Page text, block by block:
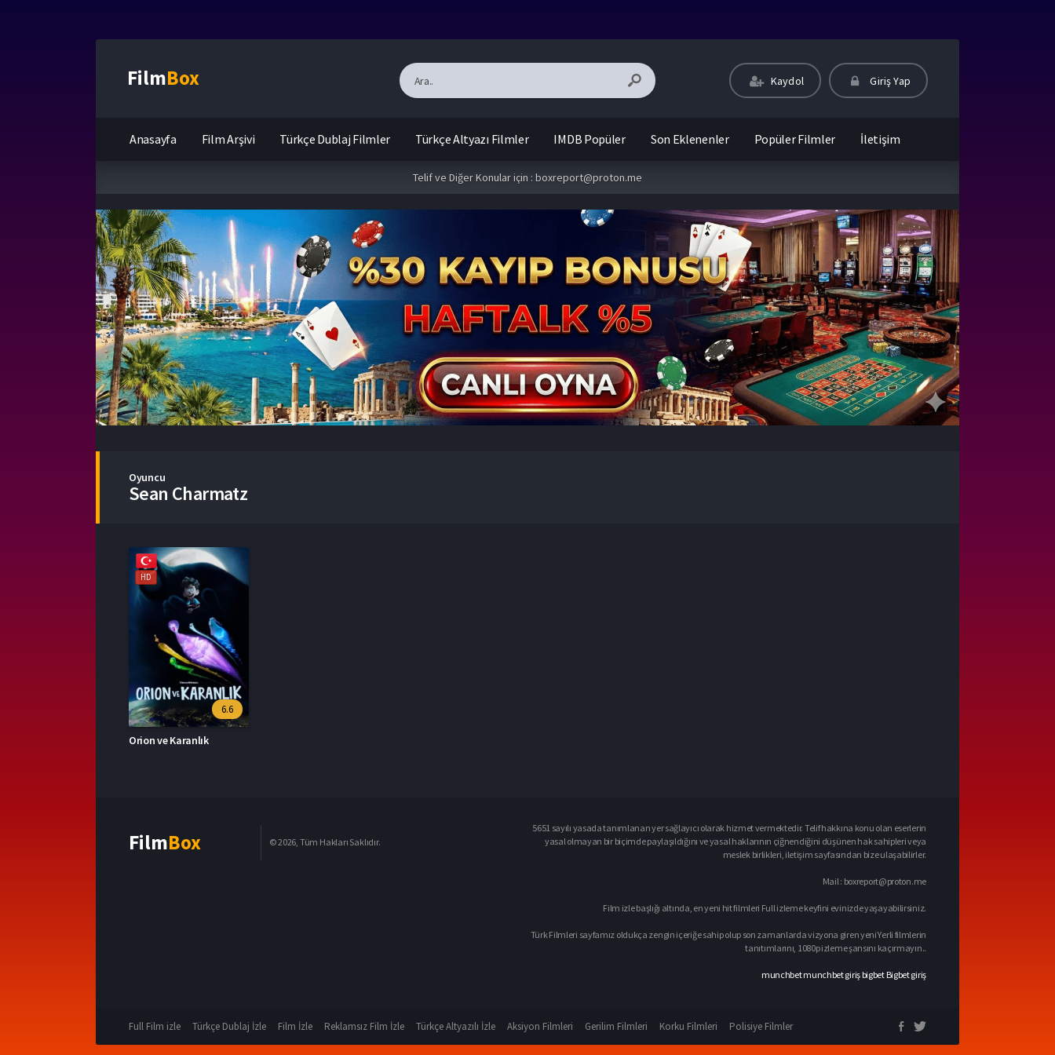
FilmBox Kaydol Giriş Yap
Anasayfa Film Arşivi Türkçe Dublaj Filmler Türkçe Altyazı Filmler IMDB Popüler Son Eklenenler Popüler Filmler İletişim
Telif ve Diğer Konular için : boxreport@proton.me
Oyuncu
Sean Charmatz
HD
6.6
Orion ve Karanlık
FilmBox © 2026, Tüm Hakları Saklıdır.
5651 sayılı yasada tanımlanan yer sağlayıcı olarak hizmet vermektedir. Telif hakkına konu olan eserlerin
yasal olmayan bir biçimde paylaşıldığını ve yasal haklarının çiğnendiğini düşünen hak sahipleri veya
meslek birlikleri, iletişim sayfasından bize ulaşabilirler.
Mail : boxreport@proton.me
Film izle başlığı altında, en yeni hit filmleri Full izleme keyfini evinizde yaşayabilirsiniz.
Türk Filmleri sayfamız oldukça zengin içeriğe sahip olup son zamanlarda vizyona giren yeni Yerli filmlerin
tanıtımlarını, 1080p izleme şansını kaçırmayın..
munchbetmunchbet giriş bigbet Bigbet giriş
Full Film izle Türkçe Dublaj İzle Film İzle Reklamsız Film İzle Türkçe Altyazılı İzle Aksiyon Filmleri Gerilim Filmleri Korku Filmleri Polisiye Filmler